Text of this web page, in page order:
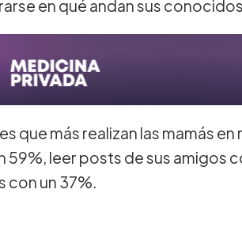
en qué andan sus
que más realizan las mamás
leer posts de sus amigos
con un 37%.